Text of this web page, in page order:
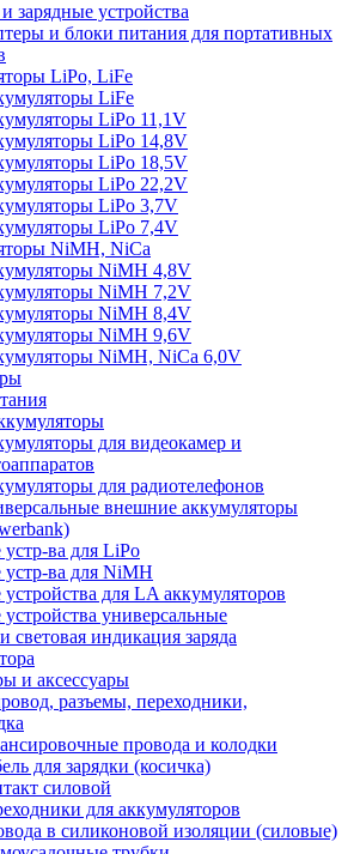
зарядные устройства
и блоки питания для портативных
LiPo, LiFe
LiFe
LiPo 11,1V
LiPo 14,8V
LiPo 18,5V
LiPo 22,2V
LiPo 3,7V
LiPo 7,4V
NiMH, NiCa
NiMH 4,8V
NiMH 7,2V
NiMH 8,4V
NiMH 9,6V
NiMH, NiCa 6,0V
для видеокамер и
для радиотелефонов
внешние аккумуляторы
ва для LiPo
устр-ва для NiMH
для LA аккумуляторов
универсальные
световая индикация заряда
и аксессуары
разъемы, переходники,
провода и колодки
для зарядки (косичка)
силовой
для аккумуляторов
в силиконовой изоляции (силовые)